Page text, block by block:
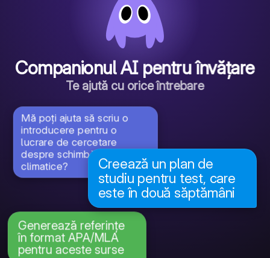
Companionul AI pentru învățare
Te ajută cu orice întrebare
Mă poți ajuta să scriu o
introducere pentru o
lucrare de cercetare
despre schimbările
climatice?
Creează un plan de
studiu pentru test, care
este în două săptămâni
Generează referințe
în format APA/MLA
pentru aceste surse